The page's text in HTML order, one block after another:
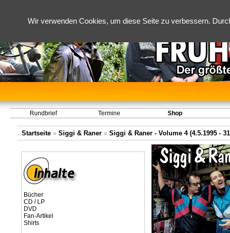
Wir verwenden Cookies, um diese Seite zu verbessern.
Rundbrief Termine Shop
Startseite » Siggi & Raner » Siggi & Raner - Volume 4 (4.5.1995 -
Bücher
CD / LP
DVD
Fan-Artikel
Shirts